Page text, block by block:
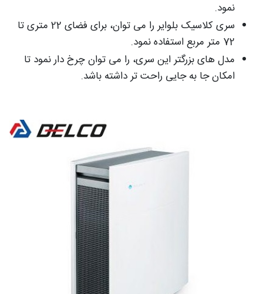
نمود.
سری کلاسیک بلوایر را می توان، برای فضای 22 متری تا
72 متر مربع استفاده نمود.
مدل های بزرگتر این سری، را می توان چرخ دار نمود تا
امکان جا به جایی راحت تر داشته باشد.